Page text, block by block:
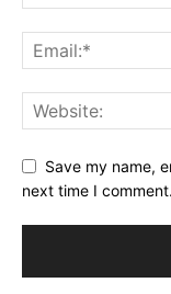
Save my name,
next time I comment.